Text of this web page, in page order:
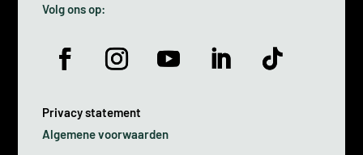
Volg ons op:
Privacy statement
Algemene voorwaarden